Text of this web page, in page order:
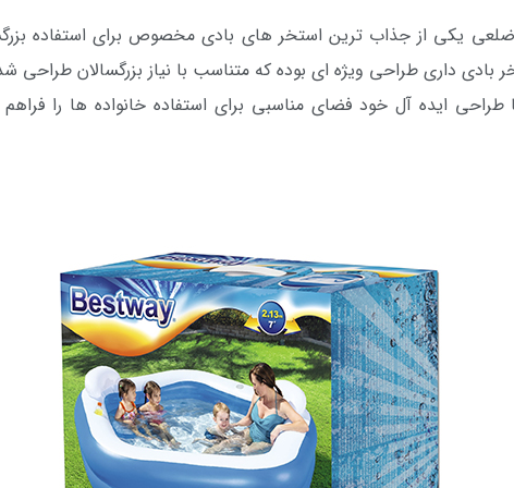
یکی از جذاب ترین استخر های بادی مخصوص برای استفاده
داری طراحی ویژه ای بوده که متناسب با نیاز بزرگسالان طراحی
ایده آل خود فضای مناسبی برای استفاده خانواده ها را فراهم